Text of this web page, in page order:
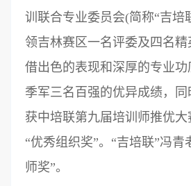
训联合专业委员会(简称“吉培
领吉林赛区一名评委及四名
借出色的表现和深厚的专业功
季军三名百强的优异成绩，同
获中培联第九届培训师推优大
“优秀组织奖”。“吉培联”冯青
师奖”。